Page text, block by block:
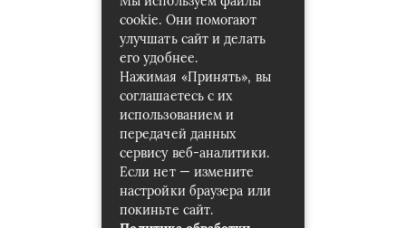
cookie. Они помогают
улучшать сайт и делать
его удобнее.
Нажимая «Принять», вы
соглашаетесь с их
использованием и
передачей данных
сервису веб-аналитики.
Если нет — измените
настройки браузера или
покиньте сайт.